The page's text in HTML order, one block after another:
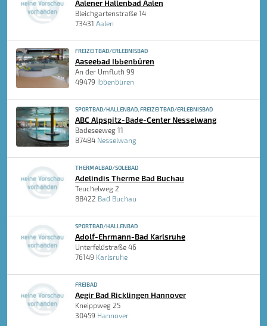
Aalener Hallenbad Aalen
Bleichgartenstraße 14
73431 Aalen
FREIZEITBAD/ERLEBNISBAD
Aaseebad Ibbenbüren
An der Umfluth 99
49479 Ibbenbüren
SPORTBAD/HALLENBAD, FREIZEITBAD/ERLEBNISBAD
ABC Alpspitz-Bade-Center Nesselwang
Badeseeweg 11
87484 Nesselwang
THERMALBAD/SOLEBAD
Adelindis Therme Bad Buchau
Teuchelweg 2
88422 Bad Buchau
SPORTBAD/HALLENBAD
Adolf-Ehrmann-Bad Karlsruhe
Unterfeldstraße 46
76149 Karlsruhe
FREIBAD
Aegir Bad Ricklingen Hannover
Kneippweg 25
30459 Hannover